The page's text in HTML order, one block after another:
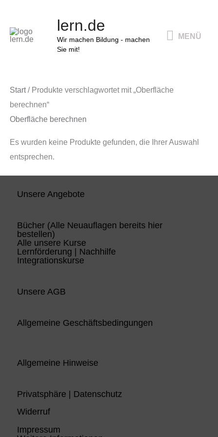
springen
lern.de
Wir machen Bildung - machen
Sie mit!
MENÜ
Start/ Produkte verschlagwortet mit „Oberfläche
berechnen“
Oberfläche berechnen
Es wurden keine Produkte gefunden, die Ihrer Auswahl
entsprechen.
Unsere Angebote
Bücher (Alle Neuauflagen bereits hier
bestellen)
Alle unsere Kurse
Lernförderung | Nachhilfe
Integrationskurse
Unsere AGB
Allgemeine Geschäftsbedingungen
Allgemeine Hinweise
Privatsphäre | Datenschutz
Widerruf
Impressum